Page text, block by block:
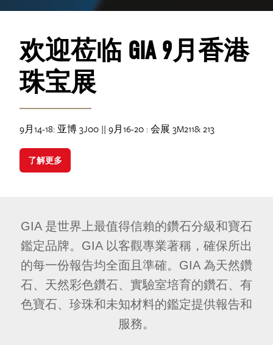
欢迎莅临 GIA 9月香港
珠宝展
9月14-18: 亚博 3J00 || 9月16-20 : 会展 3M211& 213
了解更多
GIA 是世界上最值得信賴的鑽石分級和寶石
鑑定品牌。GIA 以客觀專業著稱，確保所出
的每一份報告均全面且準確。GIA 為天然鑽
石、天然彩色鑽石、實驗室培育的鑽石、有
色寶石、珍珠和未知材料的鑑定提供報告和
服務。